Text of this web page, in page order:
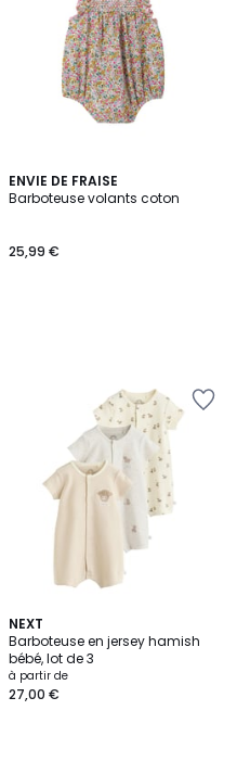
ENVIE DE FRAISE
Barboteuse volants coton
25,99 €
NEXT
Barboteuse en jersey hamish
bébé, lot de 3
à partir de
27,00 €